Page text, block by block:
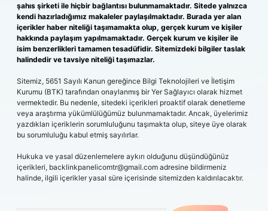
şahıs şirketi ile hiçbir bağlantısı bulunmamaktadır. Sitede yalnızca
kendi hazırladığımız makaleler paylaşılmaktadır. Burada yer alan
içerikler haber niteliği taşımamakta olup, gerçek kurum ve kişiler
hakkında paylaşım yapılmamaktadır. Gerçek kurum ve kişiler ile
isim benzerlikleri tamamen tesadüfidir. Sitemizdeki bilgiler taslak
halindedir ve tavsiye niteliği taşımazlar.
Sitemiz, 5651 Sayılı Kanun gereğince Bilgi Teknolojileri ve İletişim
Kurumu (BTK) tarafından onaylanmış bir Yer Sağlayıcı olarak hizmet
vermektedir. Bu nedenle, sitedeki içerikleri proaktif olarak denetleme
veya araştırma yükümlülüğümüz bulunmamaktadır. Ancak, üyelerimiz
yazdıkları içeriklerin sorumluluğunu taşımakta olup, siteye üye olarak
bu sorumluluğu kabul etmiş sayılırlar.
Hukuka ve yasal düzenlemelere aykırı olduğunu düşündüğünüz
içerikleri, backlinkpanelicomtr@gmail.com adresine bildirmeniz
halinde, ilgili içerikler yasal süre içerisinde sitemizden kaldırılacaktır.